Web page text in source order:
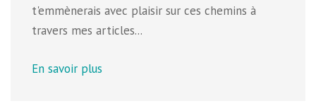
t'emmènerais avec plaisir sur ces chemins à
travers mes articles...
En savoir plus